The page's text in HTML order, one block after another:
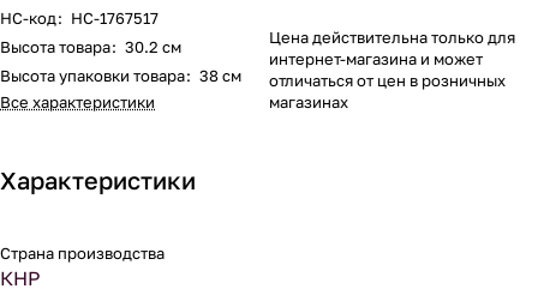
НС-код: НС-1767517
Высота товара: 30.2 см
Высота упаковки товара: 38 см
Все характеристики
Цена действительна только для
интернет-магазина и может
отличаться от цен в розничных
магазинах
Характеристики
Страна производства
КНР